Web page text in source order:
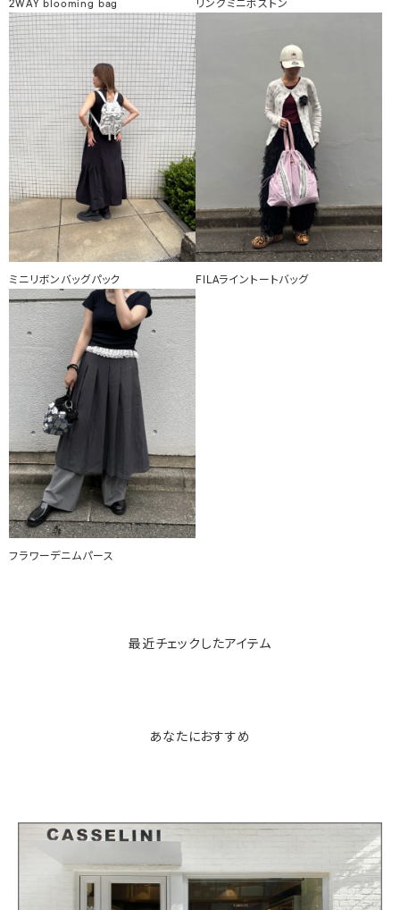
2WAY blooming bag リングミニボストン
ミニリボンバッグパック FILAライントートバッグ
フラワーデニムパース
最近チェックしたアイテム
あなたにおすすめ